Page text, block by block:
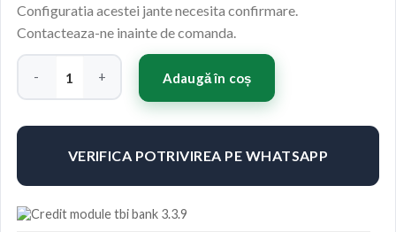
Configuratia acestei jante necesita confirmare.
Contacteaza-ne inainte de comanda.
Cantitate Japan Racing JR12 17x9 ET25 Blank Hyper Silver
Adaugă în coș
VERIFICA POTRIVIREA PE WHATSAPP